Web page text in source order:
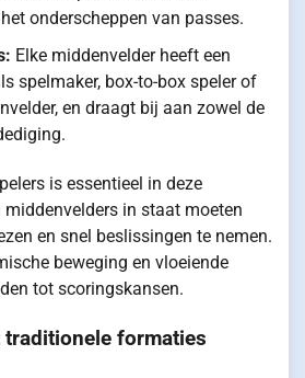
onderscheppen van passes.
Elke middenvelder heeft een
spelmaker, box-to-box speler of
en draagt bij aan zowel de
is essentieel in deze
in staat moeten
en snel beslissingen te nemen.
beweging en vloeiende
tot scoringskansen.
formaties